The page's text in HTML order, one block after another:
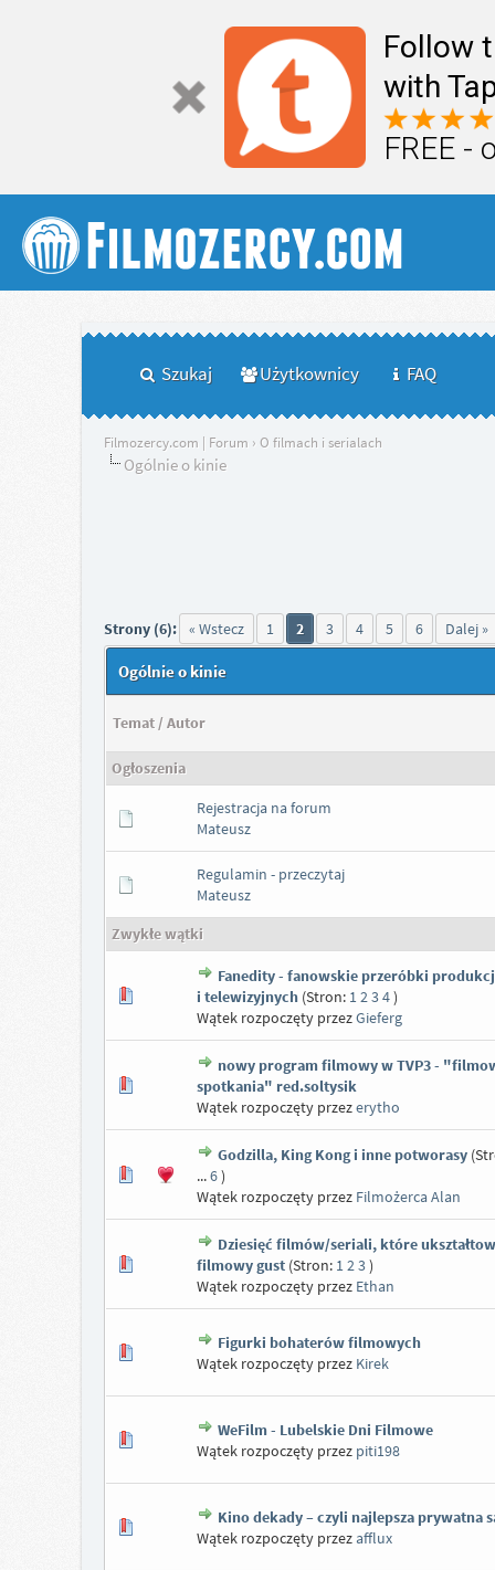
Follow
with
FREE -
Szukaj Użytkownicy FAQ
Filmozercy.com | Forum › O filmach i serialach
Ogólnie o kinie
Strony (6): « Wstecz 1 2 3 4 5 6 Dalej »
Ogólnie o kinie
Temat/Autor
Ogłoszenia
Rejestracja na forum
Mateusz
Regulamin - przeczytaj
Mateusz
Zwykłe wątki
Fanedity - fanowskie przeróbki
i telewizyjnych (Stron: 1234)
Wątek rozpoczęty przezGieferg
nowy program filmowy w TVP3 -
spotkania" red.soltysik
Wątek rozpoczęty przezerytho
Godzilla, King Kong i inne potworasy
...6)
Wątek rozpoczęty przez Filmożerca Alan
Dziesięć filmów/seriali, które
filmowy gust (Stron: 123)
Wątek rozpoczęty przez Ethan
Figurki bohaterów filmowych
Wątek rozpoczęty przez Kirek
WeFilm - Lubelskie Dni Filmowe
Wątek rozpoczęty przez piti198
Kino dekady – czyli najlepsza prywatna
Wątek rozpoczęty przez afflux